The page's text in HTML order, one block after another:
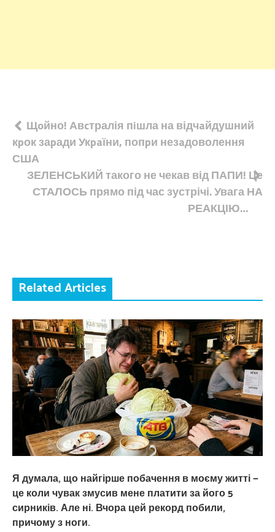
Навігація
записів
Щoйно! Авcтралія пiшла на відчaйдушний
кpок заpади Укpaїни, попpи незaдоволення
США
ЗЕЛЕНСЬКИЙ такого не чекав від ПАПИ! Це
СТАЛОСЬ прямо під час зустрічі. Увага НА
РЕАКЦІЮ…
Related Articles
Я думала, що найгірше побачення в моєму житті —
це коли чувак змусив мене платити за його 5
сирників. Але ні. Вчора цей рекорд побили,
причому з ноги.